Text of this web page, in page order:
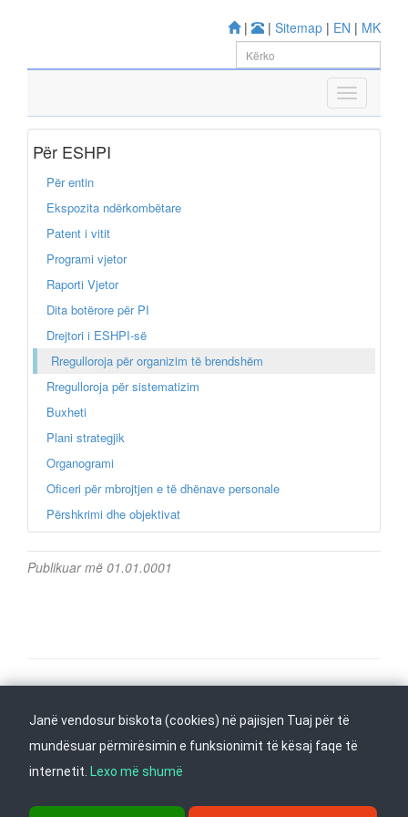
| | Sitemap | EN | MK
Për ESHPI
Për entin
Ekspozita ndërkombëtare
Patent i vitit
Programi vjetor
Raporti Vjetor
Dita botërore për PI
Drejtori i ESHPI-së
Rregulloroja për organizim të brendshëm
Rregulloroja për sistematizim
Buxheti
Plani strategjik
Organogrami
Oficeri për mbrojtjen e të dhënave personale
Përshkrimi dhe objektivat
Publikuar më 01.01.0001
Kthehu në fillim Na ndiqni në
rr. Dame Gruev 14, Garazha në kate Beko, kati i 1-rë, 1000 Shkup, Tel:
Janë vendosur biskota (cookies) në pajisjen Tuaj për të
mundësuar përmirësimin e funksionimit të kësaj faqe të
internetit. Lexo më shumë